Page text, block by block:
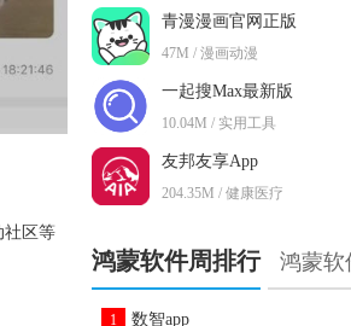
社区等
青漫漫画官网正版
47M / 漫画动漫
一起搜Max最新版
10.04M / 实用工具
友邦友享App
204.35M / 健康医疗
鸿蒙软件周排行 鸿蒙软
1
数智app